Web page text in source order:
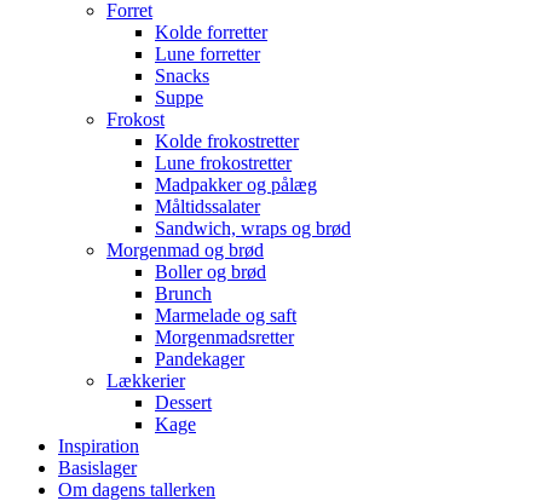
Forret
Kolde forretter
Lune forretter
Snacks
Suppe
Frokost
Kolde frokostretter
Lune frokostretter
Madpakker og pålæg
Måltidssalater
Sandwich, wraps og brød
Morgenmad og brød
Boller og brød
Brunch
Marmelade og saft
Morgenmadsretter
Pandekager
Lækkerier
Dessert
Kage
Inspiration
Basislager
Om dagens tallerken